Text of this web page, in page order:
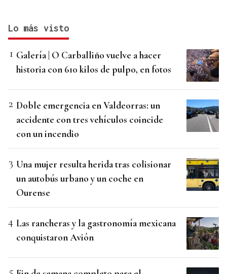
Lo más visto
Galería | O Carballiño vuelve a hacer
historia con 610 kilos de pulpo, en fotos
Doble emergencia en Valdeorras: un
accidente con tres vehículos coincide
con un incendio
Una mujer resulta herida tras colisionar
un autobús urbano y un coche en
Ourense
Las rancheras y la gastronomía mexicana
conquistaron Avión